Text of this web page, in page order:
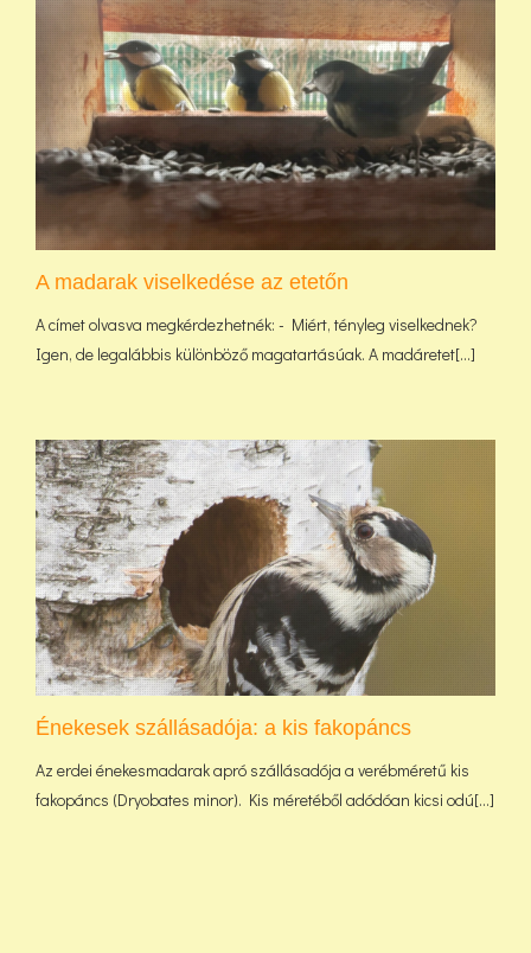
A madarak viselkedése az etetőn
A címet olvasva megkérdezhetnék: - Miért, tényleg viselkednek?
Igen, de legalábbis különböző magatartásúak. A madáretet[...]
Énekesek szállásadója: a kis fakopáncs
Az erdei énekesmadarak apró szállásadója a verébméretű kis
fakopáncs (Dryobates minor). Kis méretéből adódóan kicsi odú[...]